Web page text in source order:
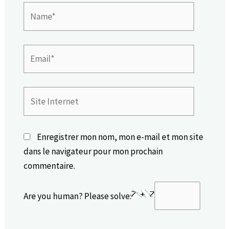
Internet
Enregistrer mon nom, mon e-mail et mon site
dans le navigateur pour mon prochain
commentaire.
Are you human? Please solve: